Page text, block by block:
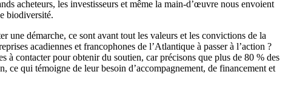
acheteurs, les investisseurs et même la main-d’œuvre nous envoient
biodiversité.
une démarche, ce sont avant tout les valeurs et les convictions de la
acadiennes et francophones de l’Atlantique à passer à l’action ?
contacter pour obtenir du soutien, car précisons que plus de 80 % des
ce qui témoigne de leur besoin d’accompagnement, de financement et